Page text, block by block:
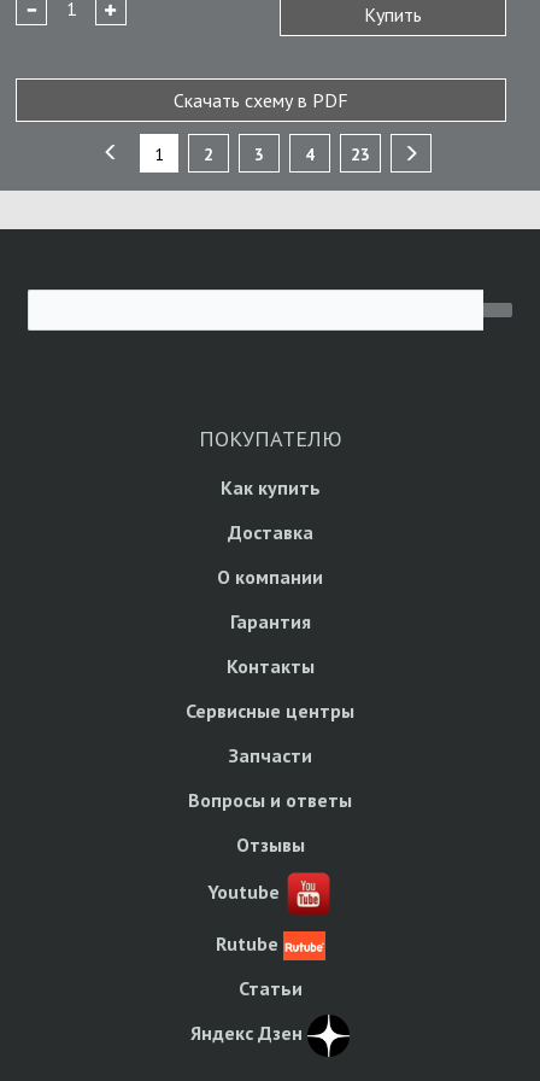
Купить
Скачать схему в PDF
1 2 3 4 23
ПОКУПАТЕЛЮ
Как купить
Доставка
О компании
Гарантия
Контакты
Сервисные центры
Запчасти
Вопросы и ответы
Отзывы
Youtube
Rutube
Статьи
Яндекс Дзен